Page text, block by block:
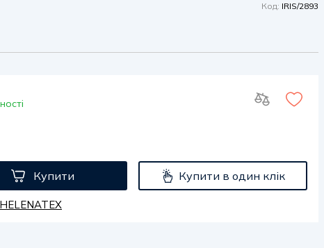
Код: IRIS/2893
Купити Купити в один клік